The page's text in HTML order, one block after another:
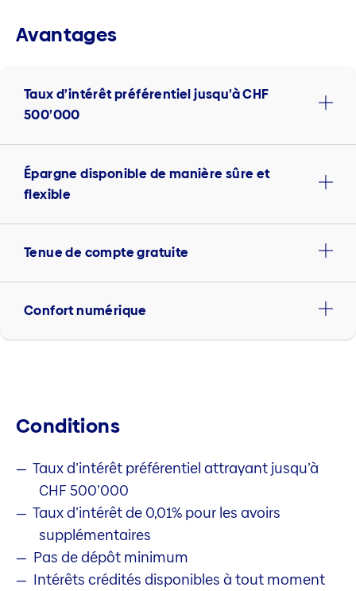
Avantages
Taux d’intérêt préférentiel jusqu’à CHF
500’000
Épargne disponible de manière sûre et
flexible
Tenue de compte gratuite
Confort numérique
Conditions
Taux d’intérêt préférentiel attrayant jusqu’à
CHF 500’000
Taux d’intérêt de 0,01% pour les avoirs
supplémentaires
Pas de dépôt minimum
Intérêts crédités disponibles à tout moment